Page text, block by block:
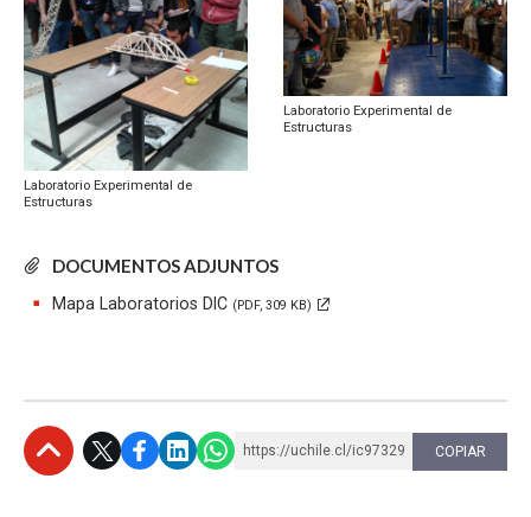
Laboratorio Experimental de
Estructuras
Laboratorio Experimental de
Estructuras
DOCUMENTOS ADJUNTOS
Mapa Laboratorios DIC (PDF, 309 KB)
https://uchile.cl/ic97329 COPIAR